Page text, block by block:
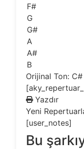
F#
G
G#
A
A#
B
Orijinal Ton:
Yazdır
Yeni
[user_notes]
Bu